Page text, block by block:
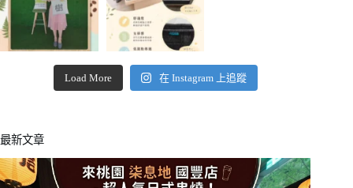
Load More 在 Instagram 上追蹤
最新文章